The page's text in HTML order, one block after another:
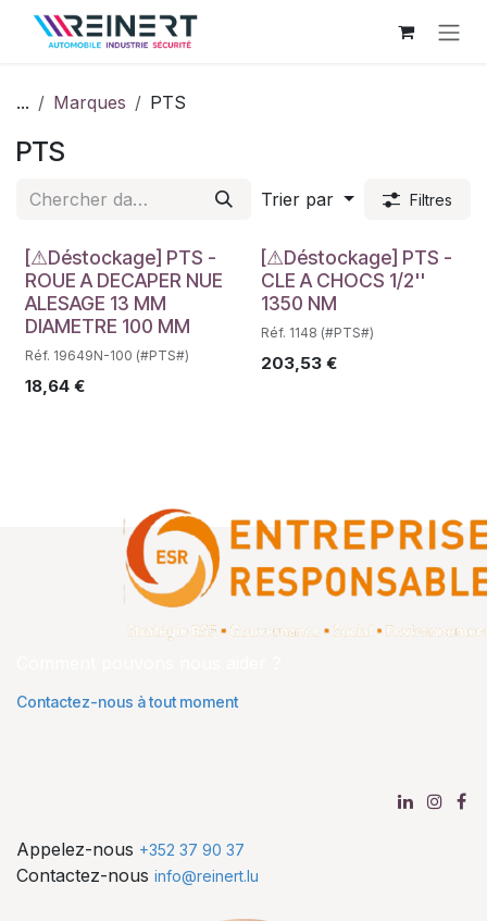
Se rendre au contenu
... Marques PTS
PTS
Trier par Filtres
Déstockage
[⚠Déstockage] PTS -
ROUE A DECAPER NUE
ALESAGE 13 MM
DIAMETRE 100 MM
Réf. 19649N-100 (#PTS#)
18,64 €
Déstockage
[⚠Déstockage] PTS -
CLE A CHOCS 1/2''
1350 NM
Réf. 1148 (#PTS#)
203,53€
Contactez-nous à tout moment
Appelez-nous +352 37 90 37
Contactez-nous info@reinert.lu